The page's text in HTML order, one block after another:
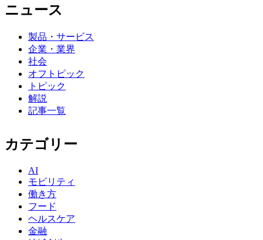
ニュース
製品・サービス
企業・業界
社会
オフトピック
トピック
解説
記事一覧
カテゴリー
AI
モビリティ
働き方
フード
ヘルスケア
金融